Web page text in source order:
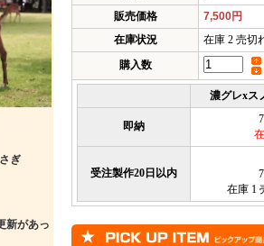
ぎ
新があっ
販売価格
7,500円
在庫状況
在庫 2 売切
購入数
濃グレxス
即納
受注製作20日以内
在庫 1